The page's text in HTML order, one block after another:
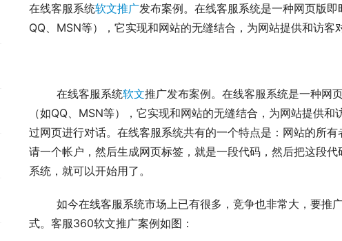
在线客服系统软文推广发布案例。在线客服系统是一种网页版
QQ、MSN等），它实现和网站的无缝结合，为网站提供和访客
	在线客服系统
软文推广发布案例。在线客服系统是一种网
（如QQ、MSN等），它实现和网站的无缝结合，为网站提供
过网页进行对话。在线客服系统共有的一个特点是：网站的所
请一个帐户，然后生成网页标签，就是一段代码，然后把这段
系统，就可以开始用了。
如今在线客服系统市场上已有很多，竞争也非常大，要推
式。客服360软文推广案例如图：